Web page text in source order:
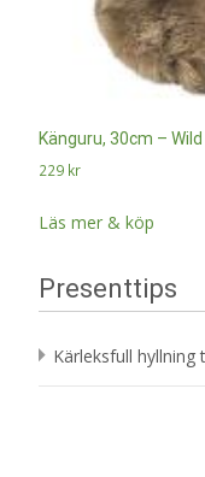
Känguru, 30cm –
229 kr
Läs mer & köp
Presenttips
Kärleksfull